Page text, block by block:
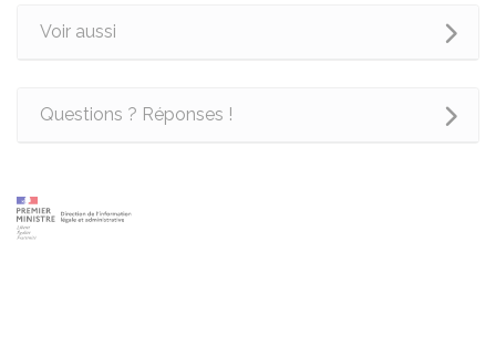
Voir aussi
Questions ? Réponses !